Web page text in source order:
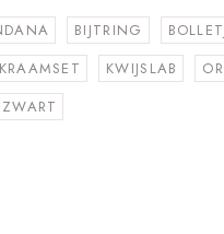
BIJTRING
KRAAMSET KWIJSLAB
ZWART